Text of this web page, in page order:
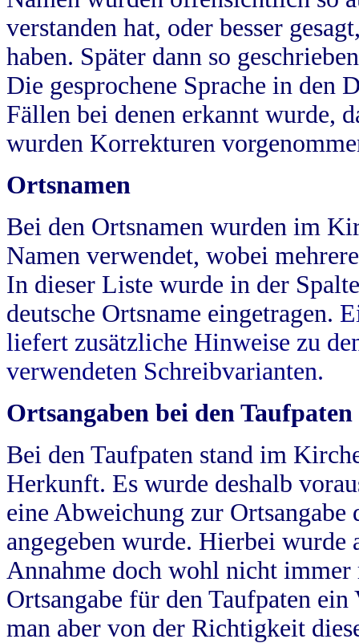
verstanden hat, oder besser
haben. Später dann so
Die gesprochene Sprache in
Fällen bei denen erkannt wurde,
wurden Korrekturen
Ortsnamen
Bei den Ortsnamen wurden im
Namen verwendet, wobei
In dieser Liste wurde in der
deutsche Ortsname eingetragen.
liefert zusätzliche Hinweise zu
verwendeten Schreibvarianten.
Ortsangaben bei den Taufpaten
Bei den Taufpaten stand im
Herkunft. Es wurde deshalb
eine Abweichung zur
angegeben wurde. Hierbei wurde
Annahme doch wohl nicht
Ortsangabe für den Taufpaten
man aber von der Richtigkeit